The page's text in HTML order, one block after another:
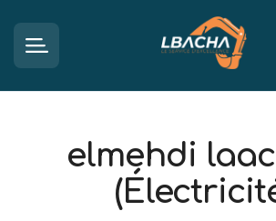
elmehdi